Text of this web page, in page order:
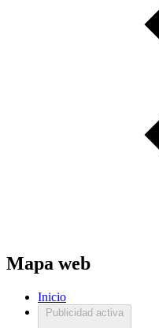
Mapa web
Inicio
Publicidad activa